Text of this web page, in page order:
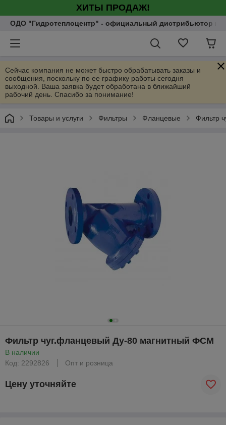
ХИТЫ ПРОДАЖ!
ОДО "Гидротеплоцентр" - официальный дистрибьютор
Сейчас компания не может быстро обрабатывать заказы и
сообщения, поскольку по ее графику работы сегодня
выходной. Ваша заявка будет обработана в ближайший
рабочий день. Спасибо за понимание!
Товары и услуги Фильтры Фланцевые Фильтр
Фильтр чуг.фланцевый Ду-80 магнитный ФСМ
В наличии
Код: 2292826
Опт и розница
Цену уточняйте